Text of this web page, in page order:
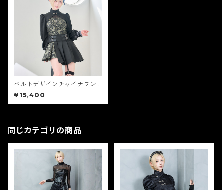
ベルトデザインチャイナワン
ピース グリーン【CR10361】
¥15,400
同じカテゴリの商品